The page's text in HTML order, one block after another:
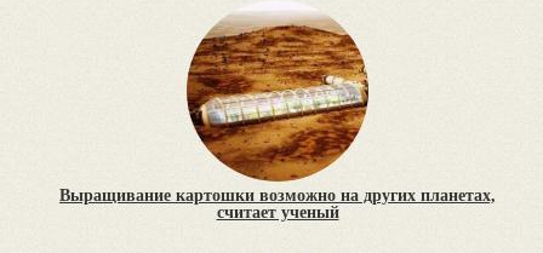
Выращивание картошки возможно на других планетах,
считает ученый